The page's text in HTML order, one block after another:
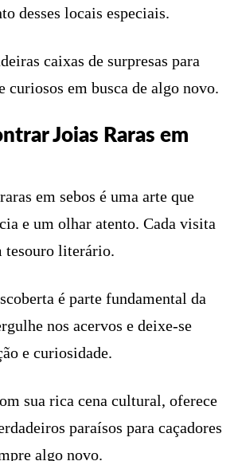
desses locais especiais.
caixas de surpresas para
curiosos em busca de algo novo.
Joias Raras em
em sebos é uma arte que
e um olhar atento. Cada visita
tesouro literário.
é parte fundamental da
nos acervos e deixe-se
e curiosidade.
sua rica cena cultural, oferece
paraísos para caçadores
algo novo.